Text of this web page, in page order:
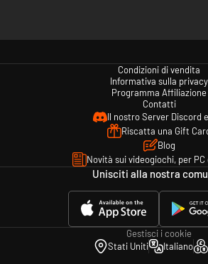
Condizioni di vendita
Informativa sulla privacy
Programma Affiliazione
Contatti
Il nostro Server Discord
Riscatta una Gift
Blog
Novità sui videogiochi, per PC
Unisciti alla nostra
Gestisci i cookie
Stati Uniti
Italiano